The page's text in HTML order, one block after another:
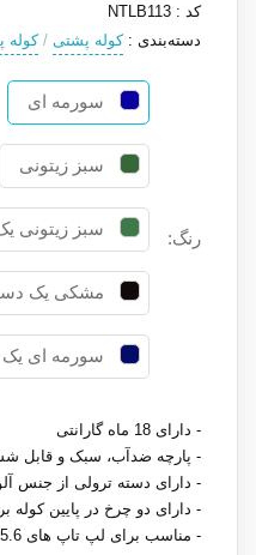
کد :
NTLB113
دسته‌بندی :کوله پشتی / کوله
رنگ:
سورمه ای
سبز زیتونی
سبز زیتونی
مشکی یک
سورمه ای
- دارای 18 ماه گارانتی
- پارچه ضدآب، سبک و قابل
- دارای دسته ترولی از جنس
- دارای دو چرخ در پایین کوله
- مناسب برای لپ تاپ های 15.6 اینچ و کوچکتر